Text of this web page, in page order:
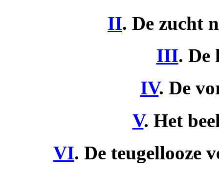
II. De zucht
III. De
IV. De
V. Het
VI. De teugellooze